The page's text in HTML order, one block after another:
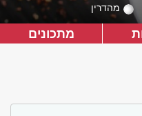
מהדרין
מתכונים